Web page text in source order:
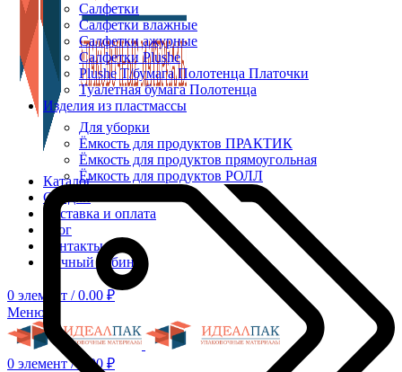
Каталог
Скидки
Доставка и оплата
Блог
Контакты
Личный кабинет
0 элемент / 0.00 ₽
Меню
0 элемент / 0.00 ₽
Салфетки
Салфетки влажные
Салфетки ажурные
Салфетки Plushe
Plushe Т/бумага Полотенца Платочки
Туалетная бумага Полотенца
Изделия из пластмассы
Для уборки
Ёмкость для продуктов ПРАКТИК
Ёмкость для продуктов прямоугольная
Ёмкость для продуктов РОЛЛ